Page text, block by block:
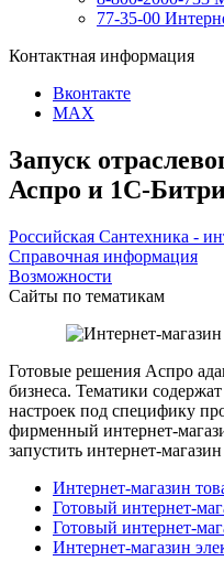
77-35-00
Контактная информация
Вконтакте
MAX
Запуск
Аспро и 1С-
Российская Сантехника -
Справочная информация
Возможности
Сайты по тематикам
Готовые решения Аспро
бизнеса. Тематики
настроек под специфику
фирменный интернет-
запустить интернет-
Интернет-магазин
Готовый интернет-
Готовый интернет-
Интернет-магазин